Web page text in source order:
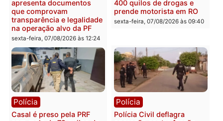
Política
Marcos Rogério apresenta
Plano de Governo com
228 projetos, metas
públicas e
acompanhamento de
resultados
sexta-feira, 07/08/2026 às 18:49
Política
Eleições 2026: Pastor
Rondônia na Câmara
Federal
sexta-feira, 07/08/2026 às